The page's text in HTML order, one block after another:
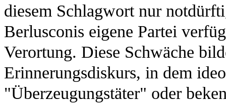
diesem Schlagwort nur
Berlusconis eigene Partei
Verortung. Diese Schwäche
Erinnerungsdiskurs, in dem
"Überzeugungstäter" oder